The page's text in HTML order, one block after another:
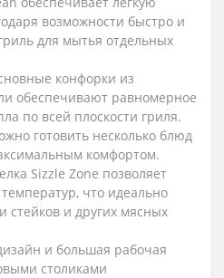
возможности быстро и
для мытья отдельных
конфорки из
обеспечивают равномерное
по всей плоскости гриля.
готовить несколько блюд
комфортом.
Sizzle Zone позволяет
что идеально
стейков и других мясных
и большая рабочая
столиками